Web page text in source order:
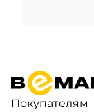
Покупателям